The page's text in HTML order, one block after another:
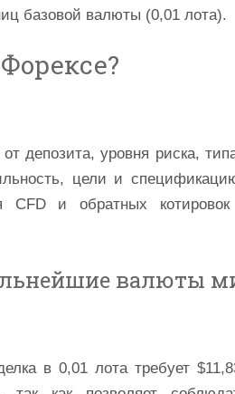
базовой валюты (0,01 лота).
депозита, уровня риска,
цели и
и обратных
валюты
в 0,01 лота требует